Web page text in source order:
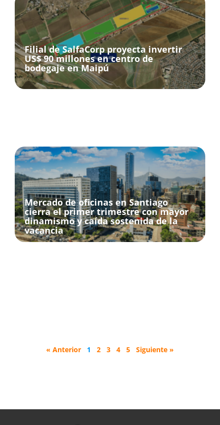
Filial de SalfaCorp proyecta invertir
US$ 90 millones en centro de
bodegaje en Maipú
Mercado de oficinas en Santiago
cierra el primer trimestre con mayor
dinamismo y caída sostenida de la
vacancia
« Anterior 1 2 3 4 5 Siguiente »